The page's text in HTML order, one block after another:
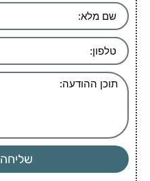
שליחה